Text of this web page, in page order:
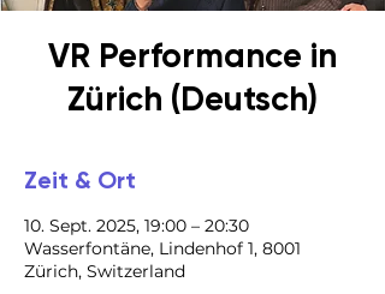
VR Performance in
Zürich (Deutsch)
Zeit & Ort
10. Sept. 2025, 19:00 – 20:30
Wasserfontäne, Lindenhof 1, 8001
Zürich, Switzerland